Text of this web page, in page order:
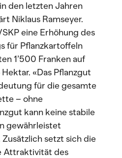
den letzten Jahren
Niklaus Ramseyer.
eine Erhöhung des
für Pflanzkartoffeln
1’500 Franken auf
«Das Pflanzgut
für die gesamte
– ohne
kann keine stabile
gewährleistet
setzt sich die
Attraktivität des